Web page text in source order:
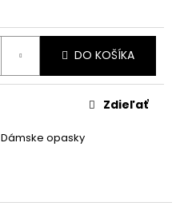
DO KOŠÍKA
Dámske opasky
Zdieľať